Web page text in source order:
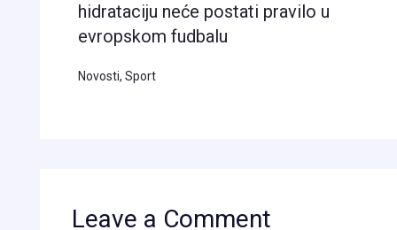
hidrataciju neće postati pravilo u
evropskom fudbalu
Novosti, Sport
Leave a Comment